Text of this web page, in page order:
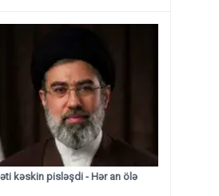
kəskin pisləşdi - Hər an ölə